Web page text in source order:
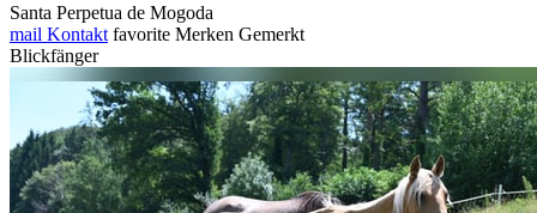
Santa Perpetua de Mogoda
mail Kontakt favorite Merken Gemerkt
Blickfänger